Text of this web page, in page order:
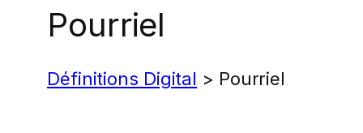
Pourriel
Définitions Digital > Pourriel